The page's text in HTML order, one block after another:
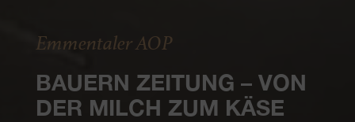
Emmentaler AOP
BAUERN ZEITUNG – VON
DER MILCH ZUM KÄSE